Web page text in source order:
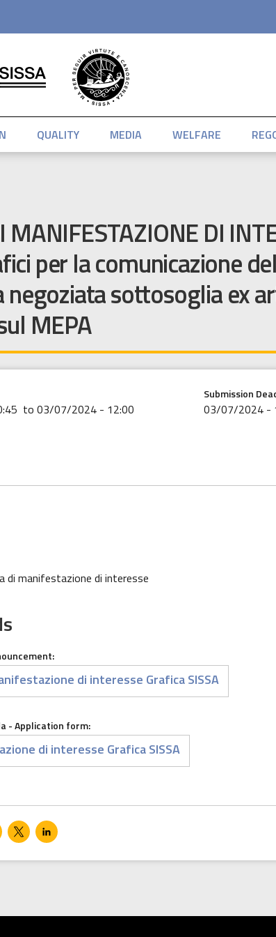
QUALITY MEDIA WELFARE
MANIFESTAZIONE DI
per la comunicazione
sottosoglia ex
MEPA
to 03/07/2024 - 12:00
Submission
03/07/2024 -
di manifestazione di interesse
di interesse Grafica SISSA
- Application form:
di interesse Grafica SISSA